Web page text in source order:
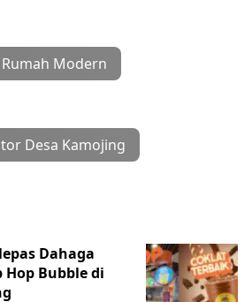
Modern
Desa Kamojing
Dahaga
Hop Bubble di